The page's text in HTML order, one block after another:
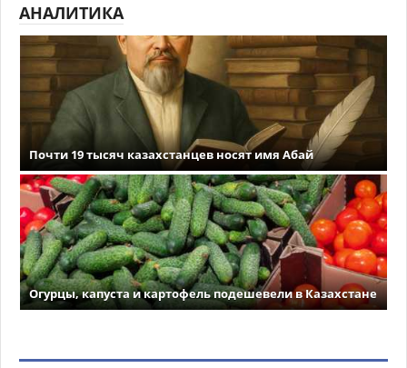
АНАЛИТИКА
Почти 19 тысяч казахстанцев носят имя Абай
Огурцы, капуста и картофель подешевели в Казахстане